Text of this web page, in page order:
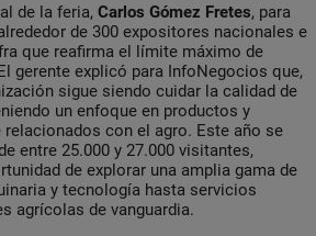
de la feria, Carlos Gómez Fretes, para
de 300 expositores nacionales e
que reafirma el límite máximo de
gerente explicó para InfoNegocios que,
sigue siendo cuidar la calidad de
un enfoque en productos y
con el agro. Este año se
entre 25.000 y 27.000 visitantes,
de explorar una amplia gama de
y tecnología hasta servicios
agrícolas de vanguardia.